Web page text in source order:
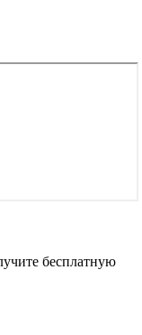
бесплатную